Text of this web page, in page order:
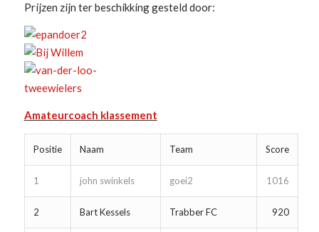
Prijzen zijn ter beschikking gesteld door:
Amateurcoach klassement
Positie Naam Team Score
1 john swinkels goei2 1016
2 Bart Kessels Trabber FC 920